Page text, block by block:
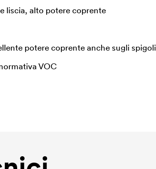
liscia, alto potere coprente
potere coprente anche sugli spigoli
VOC